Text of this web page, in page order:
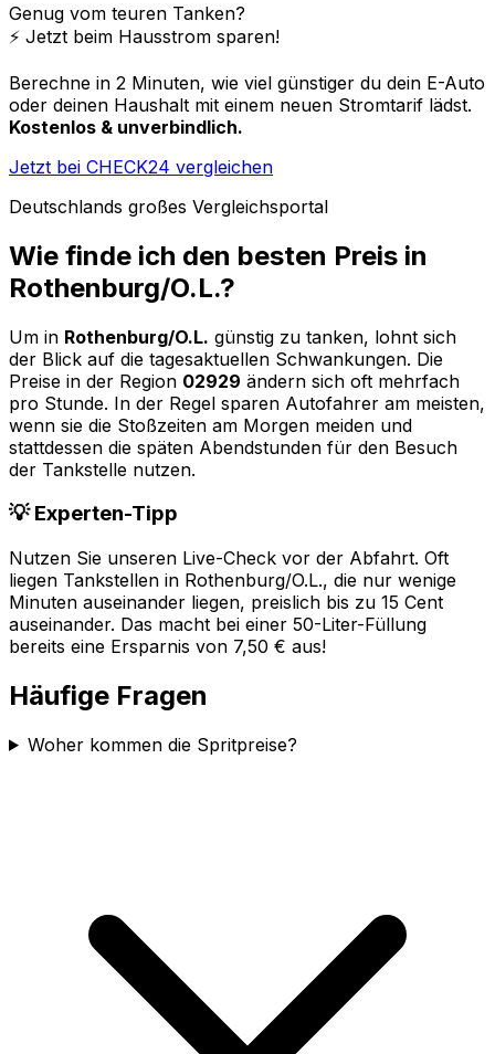
Genug vom teuren Tanken?
⚡️ Jetzt beim Hausstrom sparen!
Berechne in 2 Minuten, wie viel günstiger du dein E-Auto
oder deinen Haushalt mit einem neuen Stromtarif lädst.
Kostenlos & unverbindlich.
Jetzt bei CHECK24 vergleichen
Deutschlands großes Vergleichsportal
Wie finde ich den besten Preis in
Rothenburg/O.L.?
Um in Rothenburg/O.L. günstig zu tanken, lohnt sich
der Blick auf die tagesaktuellen Schwankungen. Die
Preise in der Region 02929 ändern sich oft mehrfach
pro Stunde. In der Regel sparen Autofahrer am meisten,
wenn sie die Stoßzeiten am Morgen meiden und
stattdessen die späten Abendstunden für den Besuch
der Tankstelle nutzen.
💡 Experten-Tipp
Nutzen Sie unseren Live-Check vor der Abfahrt. Oft
liegen Tankstellen in Rothenburg/O.L., die nur wenige
Minuten auseinander liegen, preislich bis zu 15 Cent
auseinander. Das macht bei einer 50-Liter-Füllung
bereits eine Ersparnis von 7,50 € aus!
Häufige Fragen
Woher kommen die Spritpreise?